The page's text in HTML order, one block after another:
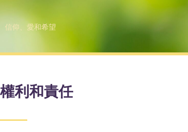
信仰、愛和希望
權利和責任